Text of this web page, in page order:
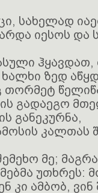
სახელად
იესოს და
ხალხი ზედ
გადაეგო
განეკურნა,
კალთას
მე;
უთხრეს:
კი ამბობ,